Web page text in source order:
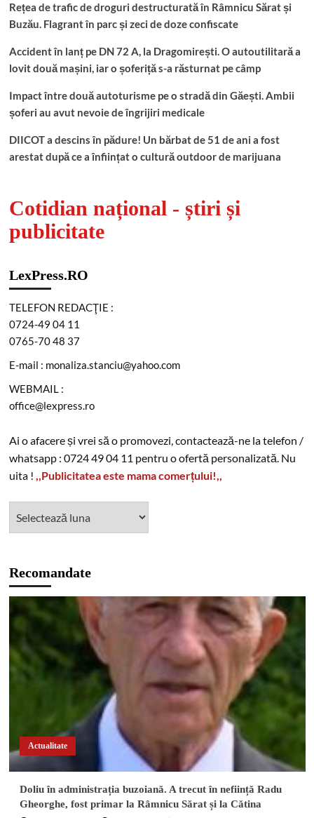
Rețea de trafic de droguri destructurată în Râmnicu Sărat și
Buzău. Flagrant în parc și zeci de doze confiscate
Accident în lanț pe DN 72 A, la Dragomirești. O autoutilitară a
lovit două mașini, iar o șoferiță s-a răsturnat pe câmp
Impact între două autoturisme pe o stradă din Găești. Ambii
șoferi au avut nevoie de îngrijiri medicale
DIICOT a descins în pădure! Un bărbat de 51 de ani a fost
arestat după ce a înființat o cultură outdoor de marijuana
Cotidian național - știri și
publicitate
LexPress.RO
TELEFON REDACŢIE :
0724-49 04 11
0765-70 48 37
E-mail : monaliza.stanciu@yahoo.com
WEBMAIL :
office@lexpress.ro
Ai o afacere și vrei să o promovezi, contactează-ne la telefon /
whatsapp : 0724 49 04 11 pentru o ofertă personalizată. Nu
uita ! ,,Publicitatea este mama comerțului!,,
Recomandate
Actualitate
Doliu în administrația buzoiană. A trecut în neființă Radu
Gheorghe, fost primar la Râmnicu Sărat și la Cătina